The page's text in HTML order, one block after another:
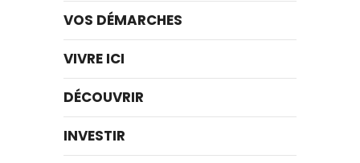
VOS DÉMARCHES
VIVRE ICI
DÉCOUVRIR
INVESTIR